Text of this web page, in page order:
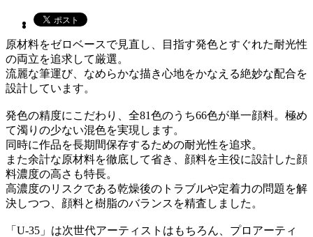
原材料をゼロベースで見直し、目指す発色とすぐれた耐光性
の両立を追求して厳選。
流麗な筆運び、なめらかな描き心地をかなえる絶妙な配合を
設計しています。
発色の精度にこだわり、全81色のうち66色が単一顔料。極め
て濁りの少ない混色を実現します。
同時に作品を長期間保存するための耐光性を追求。
また余計な原材料を徹底して省き、顔料を主役に設計した顔
料濃度の高さも特長。
高濃度のリスクである乾燥後のトラブルや定着力の問題を解
決しつつ、顔料と樹脂のバランスを精査しました。
「U-35」は次世代アーティストはもちろん、プロアーティ